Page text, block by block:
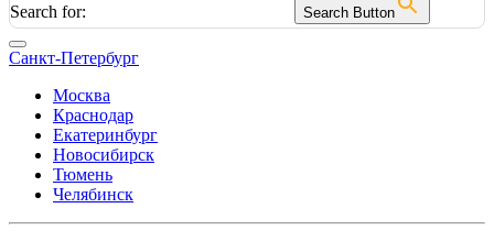
Search for: Search Button
Санкт-Петербург
Москва
Краснодар
Екатеринбург
Новосибирск
Тюмень
Челябинск